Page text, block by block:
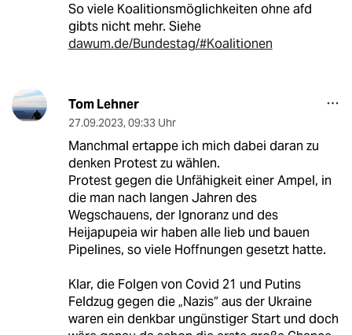
So viele Koalitionsmöglichkeiten ohne afd
gibts nicht mehr. Siehe
dawum.de/Bundestag/#Koalitionen
Tom Lehner
27.09.2023, 09:33 Uhr
Manchmal ertappe ich mich dabei daran zu
denken Protest zu wählen.
Protest gegen die Unfähigkeit einer Ampel, in
die man nach langen Jahren des
Wegschauens, der Ignoranz und des
Heijapupeia wir haben alle lieb und bauen
Pipelines, so viele Hoffnungen gesetzt hatte.
Klar, die Folgen von Covid 21 und Putins
Feldzug gegen die „Nazis“ aus der Ukraine
waren ein denkbar ungünstiger Start und doch